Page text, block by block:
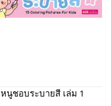
หนูชอบระบายสี เล่ม 1